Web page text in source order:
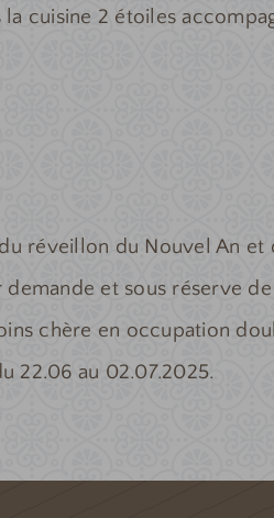
cuisine 2 étoiles
réveillon du Nouvel An
et sous réserve
chère en occupation
22.06 au 02.07.2025.